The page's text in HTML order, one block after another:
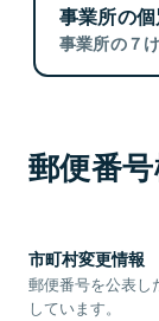
事業所の
事業所の７
郵便番
市町村変更情報
郵便番号を公表し
しています。